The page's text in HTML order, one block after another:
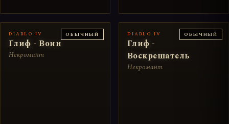
ОБЫЧНЫЙ
DIABLO IV
Глиф - Воин
Некромант
ОБЫЧНЫЙ
DIABLO IV
Глиф -
Воскрешатель
Некромант